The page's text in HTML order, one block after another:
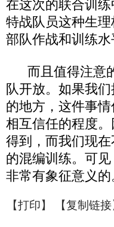
在这次的联合训
特战队员这种生
部队作战和训练
而且值得注意的
队开放。如果我
的地方，这件事
相互信任的程度
得到，而我们现
的混编训练。可
非常有象征意义的
【打印】 【复制链接